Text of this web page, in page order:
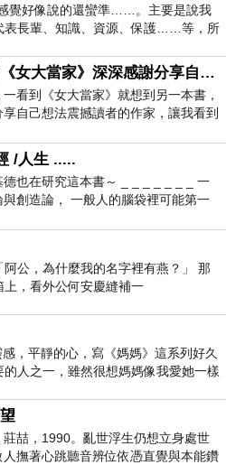
覺好像說的還蠻準……。主要是說我
表長輩、知識、資源、保護……等，所
好書推薦《女大當家》深深感謝分享自己想法震撼讀者的作家，讓我看到不同樣貌的家庭！
看到《女大當家》就想到另一本書，
自己想法震撼讀者的作家，讓我看到
家庭！ 《女大
/人生 .....
德也在研究這本書～ _ _ _ _ _ _ _ 一
與創造論， 一般人的腦袋裡可能第一
化論很科
公，為什麼我的名字裡有燕？」 那
，看外公何安慶縫補一
，平靜的心，寫《媽媽》這系列好久
人之一，雖然很想媽媽像我愛她一樣
莊喆，1990。亂世浮生仍想立身處世
人撫著心跳聽音辨位依憑直覺與本能鑽